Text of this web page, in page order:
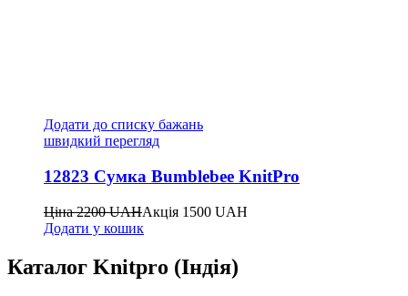
Додати до списку бажань
швидкий перегляд
12823 Сумка Bumblebee KnitPro
Ціна2200UAHАкція 1500 UAH
Додати у кошик
Каталог Knitpro (Індія)